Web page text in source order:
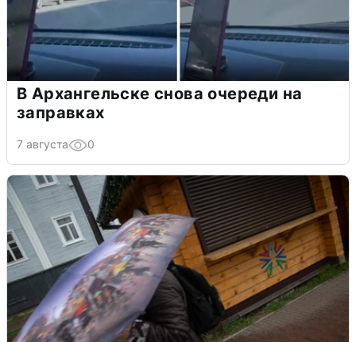
В Архангельске снова очереди на
заправках
7 августа 0